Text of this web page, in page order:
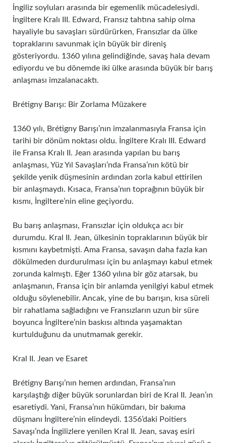
İngiliz soyluları arasında bir egemenlik mücadelesiydi.
İngiltere Kralı III. Edward, Fransız tahtına sahip olma
hayaliyle bu savaşları sürdürürken, Fransızlar da ülke
topraklarını savunmak için büyük bir direniş
gösteriyordu. 1360 yılına gelindiğinde, savaş hala devam
ediyordu ve bu dönemde iki ülke arasında büyük bir barış
anlaşması imzalanacaktı.
Brétigny Barışı: Bir Zorlama Müzakere
1360 yılı, Brétigny Barışı’nın imzalanmasıyla Fransa için
tarihi bir dönüm noktası oldu. İngiltere Kralı III. Edward
ile Fransa Kralı II. Jean arasında yapılan bu barış
anlaşması, Yüz Yıl Savaşları’nda Fransa’nın kötü bir
şekilde yenik düşmesinin ardından zorla kabul ettirilen
bir anlaşmaydı. Kısaca, Fransa’nın toprağının büyük bir
kısmı, İngiltere’nin eline geçiyordu.
Bu barış anlaşması, Fransızlar için oldukça acı bir
durumdu. Kral II. Jean, ülkesinin topraklarının büyük bir
kısmını kaybetmişti. Ama Fransa, savaşın daha fazla kan
dökülmeden durdurulması için bu anlaşmayı kabul etmek
zorunda kalmıştı. Eğer 1360 yılına bir göz atarsak, bu
anlaşmanın, Fransa için bir anlamda yenilgiyi kabul etmek
olduğu söylenebilir. Ancak, yine de bu barışın, kısa süreli
bir rahatlama sağladığını ve Fransızların uzun bir süre
boyunca İngiltere’nin baskısı altında yaşamaktan
kurtulduğunu da unutmamak gerekir.
Kral II. Jean ve Esaret
Brétigny Barışı’nın hemen ardından, Fransa’nın
karşılaştığı diğer büyük sorunlardan biri de Kral II. Jean’ın
esaretiydi. Yani, Fransa’nın hükümdarı, bir bakıma
düşmanı İngiltere’nin elindeydi. 1356’daki Poitiers
Savaşı’nda İngilizlere yenilen Kral II. Jean, savaş esiri